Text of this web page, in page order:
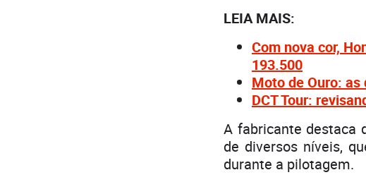
LEIA MAIS:
Com nova cor,
193.500
Moto de Ouro:
DCT Tour:
A fabricante destaca
de diversos níveis,
durante a pilotagem.